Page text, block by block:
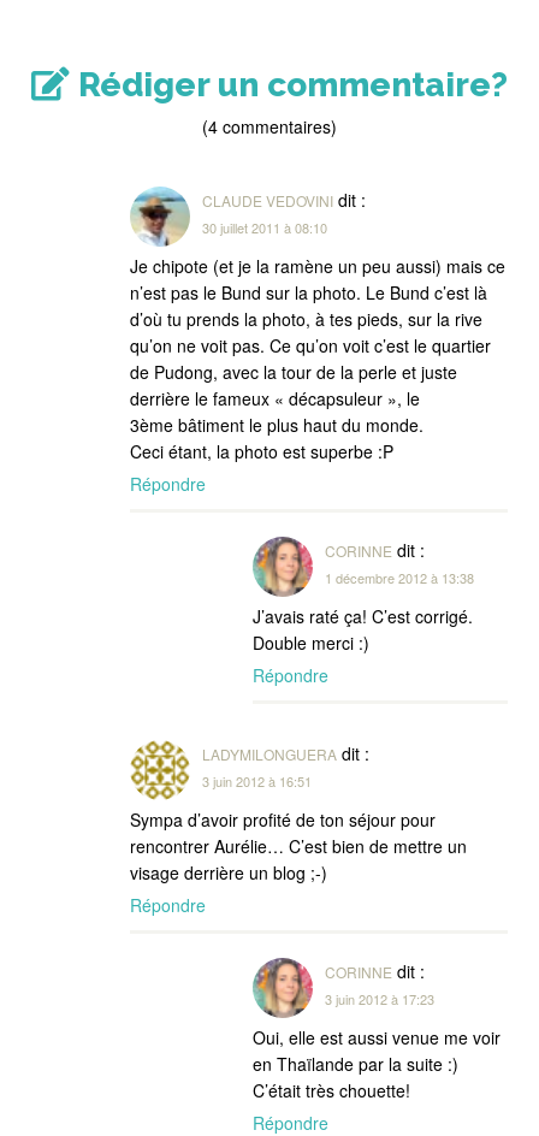
Rédiger un commentaire?
(4 commentaires)
CLAUDE VEDOVINI dit :
30 juillet 2011 à 08:10
Je chipote (et je la ramène un peu aussi) mais ce
n’est pas le Bund sur la photo. Le Bund c’est là
d’où tu prends la photo, à tes pieds, sur la rive
qu’on ne voit pas. Ce qu’on voit c’est le quartier
de Pudong, avec la tour de la perle et juste
derrière le fameux « décapsuleur », le
3ème bâtiment le plus haut du monde.
Ceci étant, la photo est superbe :P
Répondre
CORINNE dit :
1 décembre 2012 à 13:38
J’avais raté ça! C’est corrigé.
Double merci :)
Répondre
LADYMILONGUERA dit :
3 juin 2012 à 16:51
Sympa d’avoir profité de ton séjour pour
rencontrer Aurélie… C’est bien de mettre un
visage derrière un blog ;-)
Répondre
CORINNE dit :
3 juin 2012 à 17:23
Oui, elle est aussi venue me voir
en Thaïlande par la suite :)
C’était très chouette!
Répondre